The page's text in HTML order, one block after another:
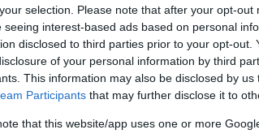
selection. Please note that after your opt-out
seeing interest-based ads based on personal
disclosed to third parties prior to your opt-out.
of your personal information by third
This information may also be disclosed by
Participants that may further disclose it to
that this website/app uses one or more
av riksdagen som ska ge grannar